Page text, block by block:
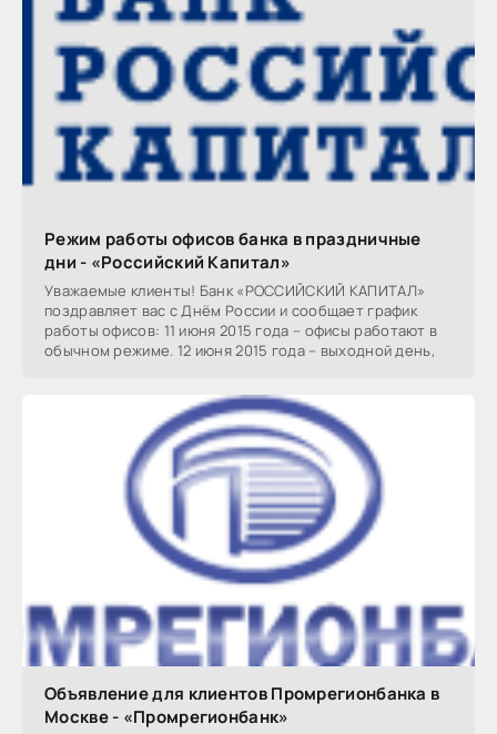
Режим работы офисов банка в праздничные
дни - «Российский Капитал»
Уважаемые клиенты! Банк «РОССИЙСКИЙ КАПИТАЛ»
поздравляет вас с Днём России и сообщает график
работы офисов: 11 июня 2015 года – офисы работают в
обычном режиме. 12 июня 2015 года – выходной день,
Объявление для клиентов Промрегионбанка в
Москве - «Промрегионбанк»